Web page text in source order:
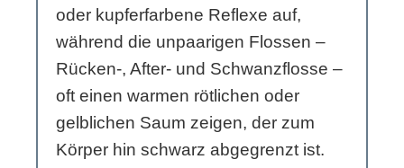
oder kupferfarbene Reflexe auf,
während die unpaarigen Flossen –
Rücken-, After- und Schwanzflosse –
oft einen warmen rötlichen oder
gelblichen Saum zeigen, der zum
Körper hin schwarz abgegrenzt ist.